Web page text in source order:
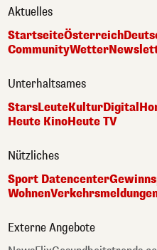
Aktuelles
StartseiteÖsterreich
CommunityWetter
Unterhaltsames
StarsLeuteKulturDigital
Heute KinoHeute TV
Nützliches
Sport Datencenter
Wohnen
Externe Angebote